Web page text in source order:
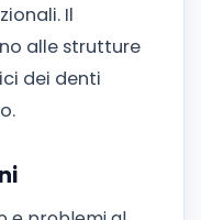
Il
alle strutture
dei denti